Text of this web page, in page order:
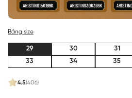
4.5(406)
Bảng size
29 30 31
33
34 35